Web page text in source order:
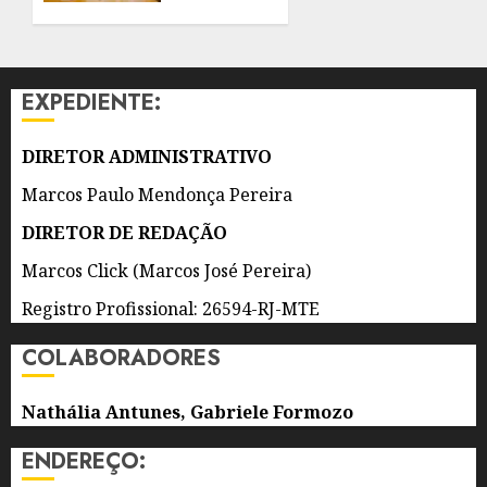
AGOSTO
DE 2026
EXPEDIENTE:
DIRETOR ADMINISTRATIVO
Marcos Paulo Mendonça Pereira
DIRETOR DE REDAÇÃO
Marcos Click (Marcos José Pereira)
Registro Profissional: 26594-RJ-MTE
COLABORADORES
Nathália Antunes, Gabriele Formozo
ENDEREÇO: